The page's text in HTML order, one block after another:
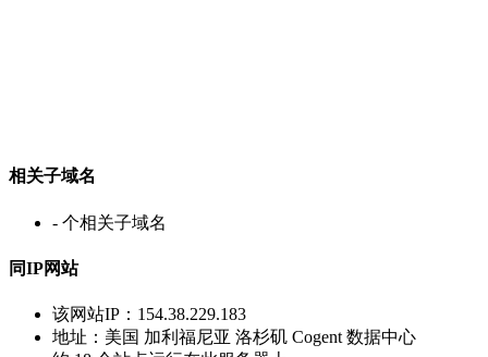
相关子域名
- 个相关子域名
同IP网站
该网站IP： 154.38.229.183
地址： 美国 加利福尼亚 洛杉矶 Cogent 数据中心